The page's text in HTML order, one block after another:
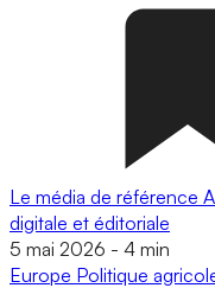
Le média de référence
digitale et éditoriale
5 mai 2026 - 4 min
Europe Politique